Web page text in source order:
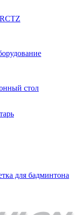
стол
для бадминтона